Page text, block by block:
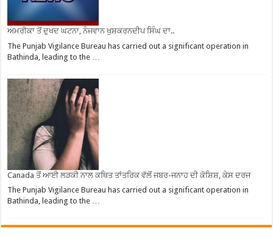
ਅਮਰੀਕਾ ਤੋਂ ਦੁਖਦ ਘਟਨਾ, ਨੌਜਵਾਨ ਖੁਸ਼ਕਰਨਦੀਪ ਸਿੰਘ ਦਾ..
The Punjab Vigilance Bureau has carried out a significant operation in
Bathinda, leading to the …
Canada ਤੋਂ ਆਈ ਲੜਕੀ ਨਾਲ ਕਥਿਤ ਤਾਂਤਰਿਕ ਵੱਲੋਂ ਜਬਰ-ਜਨਾਹ ਦੀ ਕੋਸ਼ਿਸ਼, ਕੇਸ ਦਰਜ
The Punjab Vigilance Bureau has carried out a significant operation in
Bathinda, leading to the …